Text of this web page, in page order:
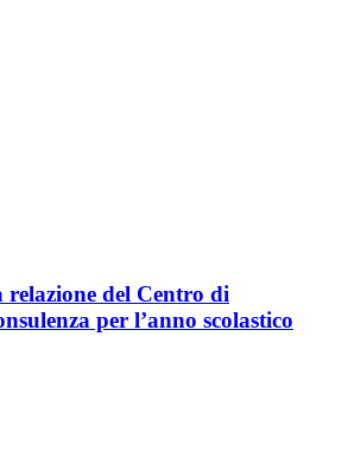
relazione del Centro di
per l’anno scolastico